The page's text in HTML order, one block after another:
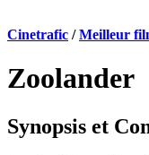
Cinetrafic /Meilleur
Zoolander
Synopsis et